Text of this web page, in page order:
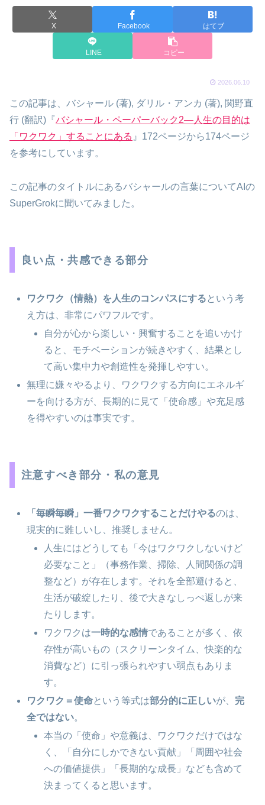
X Facebook はてブ
LINE コピー
2026.06.10
この記事は、バシャール (著), ダリル・アンカ (著), 関野直
行 (翻訳)『バシャール・ペーパーバック2―人生の目的は
「ワクワク」することにある 』172ページから174ページ
を参考にしています。
この記事のタイトルにあるバシャールの言葉についてAIの
SuperGrokに聞いてみました。
良い点・共感できる部分
ワクワク（情熱）を人生のコンパスにする という考
え方は、非常にパワフルです。
自分が心から楽しい・興奮することを追いかけ
ると、モチベーションが続きやすく、結果とし
て高い集中力や創造性を発揮しやすい。
無理に嫌々やるより、ワクワクする方向にエネルギ
ーを向ける方が、長期的に見て「使命感」や充足感
を得やすいのは事実です。
注意すべき部分・私の意見
「毎瞬毎瞬」一番ワクワクすることだけやるのは、
現実的に難しいし、推奨しません。
人生にはどうしても「今はワクワクしないけど
必要なこと」（事務作業、掃除、人間関係の調
整など）が存在します。それを全部避けると、
生活が破綻したり、後で大きなしっぺ返しが来
たりします。
ワクワクは一時的な感情であることが多く、依
存性が高いもの（スクリーンタイム、快楽的な
消費など）に引っ張られやすい弱点もありま
す。
ワクワク＝使命という等式は部分的に正しいが、 完
全ではない。
本当の「使命」や意義は、ワクワクだけではな
く、「自分にしかできない貢献」「周囲や社会
への価値提供」「長期的な成長」なども含めて
決まってくると思います。